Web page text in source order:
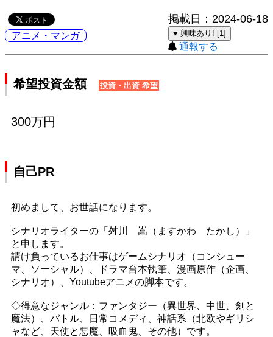
アニメ・マンガ
掲載日：2024-06-18
♥ 興味あり! [1]
通報する
希望投資金額 投資・出資 希望
300万円
自己PR
初めまして、お世話になります。
シナリオライターの「舛川 嵩（ますかわ たかし）」
と申します。
請け負っているお仕事はゲームシナリオ（コンシュー
マ、ソーシャル）、ドラマ台本執筆、漫画原作（企画、
シナリオ）、Youtubeアニメの脚本です。
◇得意なジャンル：ファンタジー（異世界、中世、剣と
魔法）、バトル、日常コメディ、神話系（北欧やギリシ
ャなど、天使と悪魔、吸血鬼、その他）です。